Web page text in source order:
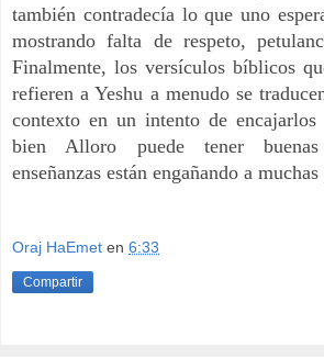
también contradecía lo que uno
mostrando falta de respeto,
Finalmente, los versículos bíblicos
refieren a Yeshu a menudo se
contexto en un intento de
bien Alloro puede tener
enseñanzas están engañando a muchas
Oraj HaEmet en 6:33
Compartir